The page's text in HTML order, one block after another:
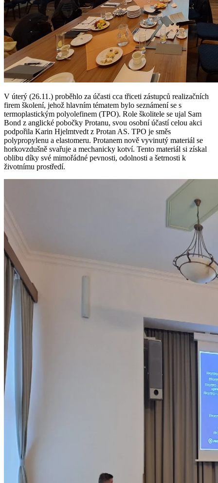
V úterý (26.11.) proběhlo za účasti cca třiceti zástupců realizačních
firem školení, jehož hlavním tématem bylo seznámení se s
termoplastickým polyolefinem (TPO). Role školitele se ujal Sam
Bond z anglické pobočky Protanu, svou osobní účastí celou akci
podpořila Karin Hjelmtvedt z Protan AS. TPO je směs
polypropylenu a elastomeru. Protanem nově vyvinutý materiál se
horkovzdušně svařuje a mechanicky kotví. Tento materiál si získal
oblibu díky své mimořádné pevnosti, odolnosti a šetrnosti k
životnímu prostředí.